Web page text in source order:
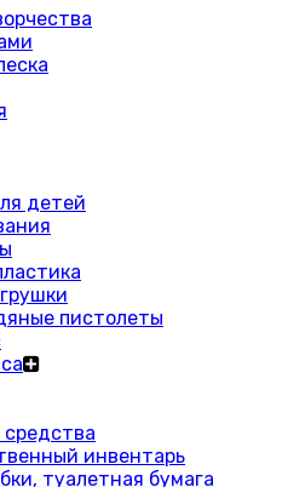
детей
пистолеты
инвентарь
туалетная бумага